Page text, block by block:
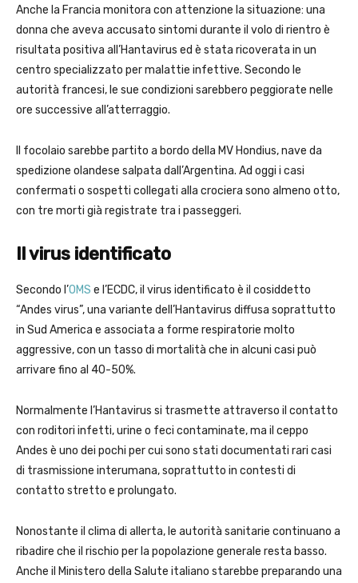
Anche la Francia monitora con attenzione la situazione: una
donna che aveva accusato sintomi durante il volo di rientro è
risultata positiva all’Hantavirus ed è stata ricoverata in un
centro specializzato per malattie infettive. Secondo le
autorità francesi, le sue condizioni sarebbero peggiorate nelle
ore successive all’atterraggio.
Il focolaio sarebbe partito a bordo della MV Hondius, nave da
spedizione olandese salpata dall’Argentina. Ad oggi i casi
confermati o sospetti collegati alla crociera sono almeno otto,
con tre morti già registrate tra i passeggeri.
Il virus identificato
Secondo l’OMS e l’ECDC, il virus identificato è il cosiddetto
“Andes virus”, una variante dell’Hantavirus diffusa soprattutto
in Sud America e associata a forme respiratorie molto
aggressive, con un tasso di mortalità che in alcuni casi può
arrivare fino al 40-50%.
Normalmente l’Hantavirus si trasmette attraverso il contatto
con roditori infetti, urine o feci contaminate, ma il ceppo
Andes è uno dei pochi per cui sono stati documentati rari casi
di trasmissione interumana, soprattutto in contesti di
contatto stretto e prolungato.
Nonostante il clima di allerta, le autorità sanitarie continuano a
ribadire che il rischio per la popolazione generale resta basso.
Anche il Ministero della Salute italiano starebbe preparando una